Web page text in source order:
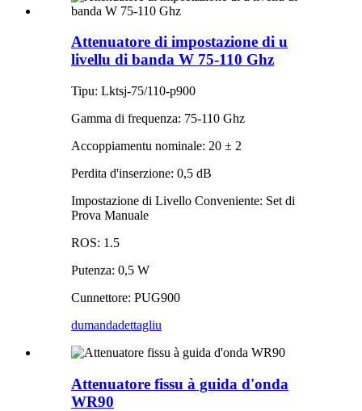
Attenuatore di impostazione di u
livellu di banda W 75-110 Ghz
Tipu: Lktsj-75/110-p900
Gamma di frequenza: 75-110 Ghz
Accoppiamentu nominale: 20 ± 2
Perdita d'inserzione: 0,5 dB
Impostazione di Livello Conveniente: Set di
Prova Manuale
ROS: 1.5
Putenza: 0,5 W
Cunnettore: PUG900
dumandadettagliu
Attenuatore fissu à guida d'onda
WR90